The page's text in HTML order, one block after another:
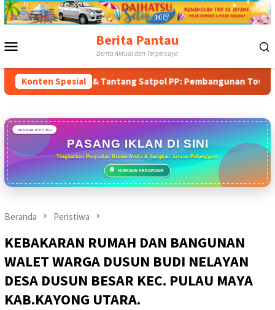
Loncat
ke
Berita Pantau
Berita Aktual dan Terpercaya
Konten Spesial
Aturan & Tantang Satpol PP: Pembangunan Tower PT Gihon
UKURAN 970 x 250
PASANG IKLAN DI SINI
Tingkatkan Penjualan Bisnis Anda & Jangkau Jutaan Pelanggan!
HUBUNGI SEKARANG
Beranda Peristiwa
KEBAKARAN RUMAH DAN BANGUNAN
WALET WARGA DUSUN BUDI NELAYAN
DESA DUSUN BESAR KEC. PULAU MAYA
KAB.KAYONG UTARA.